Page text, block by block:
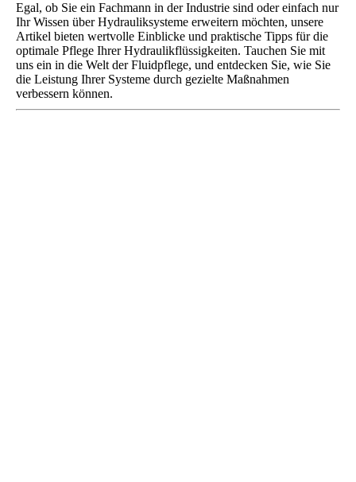
Egal, ob Sie ein Fachmann in der Industrie sind oder einfach nur
Ihr Wissen über Hydrauliksysteme erweitern möchten, unsere
Artikel bieten wertvolle Einblicke und praktische Tipps für die
optimale Pflege Ihrer Hydraulikflüssigkeiten. Tauchen Sie mit
uns ein in die Welt der Fluidpflege, und entdecken Sie, wie Sie
die Leistung Ihrer Systeme durch gezielte Maßnahmen
verbessern können.